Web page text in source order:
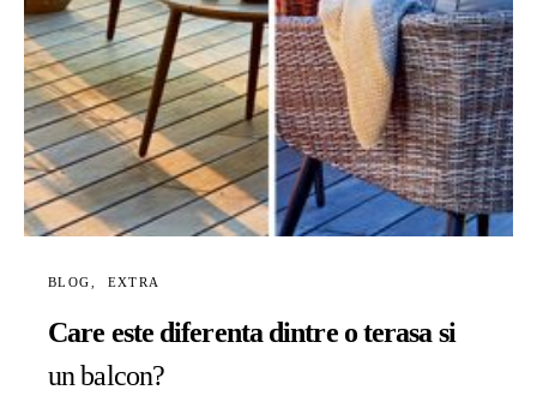
BLOG EXTRA
Care este diferenta dintre o terasa si
un balcon?